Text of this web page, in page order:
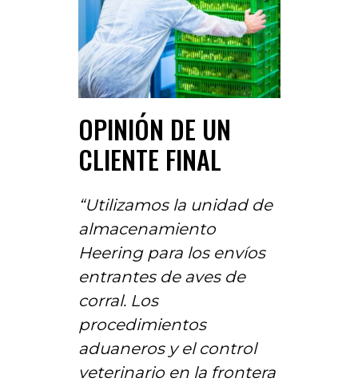
OPINIÓN DE UN
CLIENTE FINAL
“Utilizamos la unidad de
almacenamiento
Heering para los envíos
entrantes de aves de
corral. Los
procedimientos
aduaneros y el control
veterinario en la frontera